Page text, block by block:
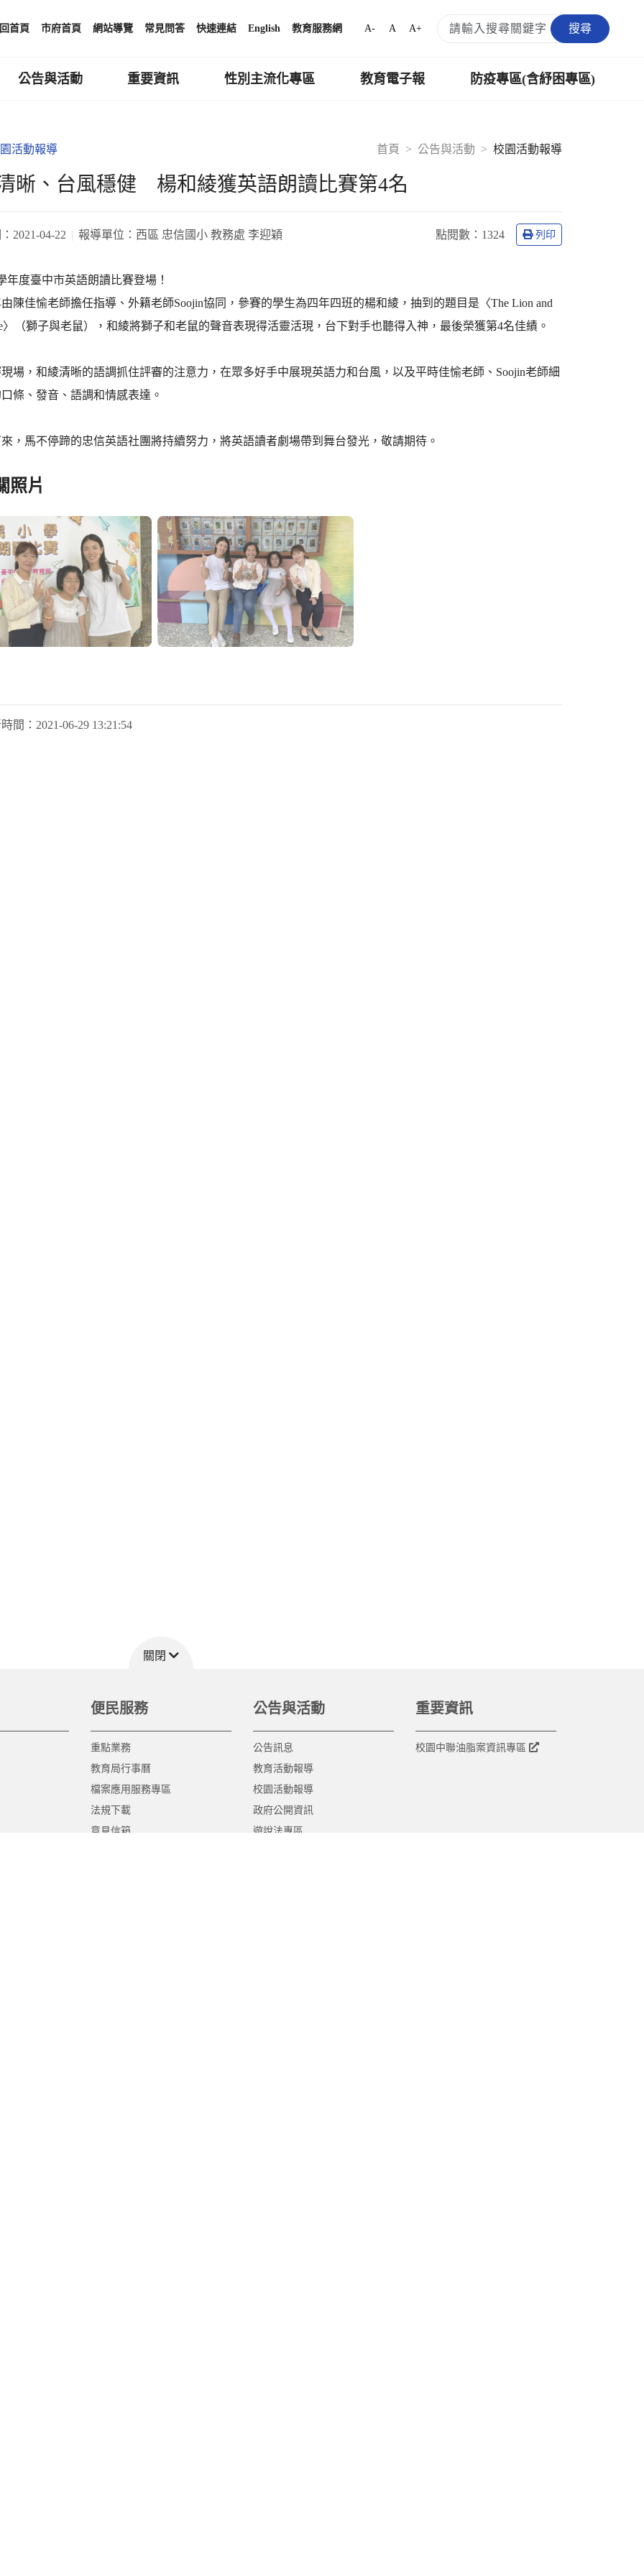
回首頁 市府首頁 網站導覽 常見問答 快速連結 English 教育服務網 A- A A+ 搜尋
公告與活動 重要資訊 性別主流化專區 教育電子報 防疫專區(含紓困專區)
首頁 公告與活動 校園活動報導
活動報導
晰、台風穩健 楊和綾獲英語朗讀比賽第4名
2021-04-22 報導單位： 西區 忠信國小 教務處 李迎穎 點閱數： 1324 列印
臺中市英語朗讀比賽登場！
愉老師擔任指導、外籍老師Soojin協同，參賽的學生為四年四班的楊和綾，抽到的題目是〈The Lion and
〉（獅子與老鼠），和綾將獅子和老鼠的聲音表現得活靈活現，台下對手也聽得入神，最後榮獲第4名佳績。
，和綾清晰的語調抓住評審的注意力，在眾多好手中展現英語力和台風，以及平時佳愉老師、Soojin老師細
條、發音、語調和情感表達。
馬不停蹄的忠信英語社團將持續努力，將英語讀者劇場帶到舞台發光，敬請期待。
照片
間： 2021-06-29 13:21:54
關閉
便民服務
重點業務
教育局行事曆
檔案應用服務專區
法規下載
意見信箱
公告與活動
公告訊息
教育活動報導
校園活動報導
政府公開資訊
遊說法專區
重要資訊
校園中聯油脂案資訊專區